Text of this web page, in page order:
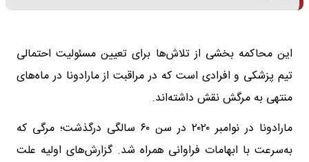
این محاکمه بخشی از تلاش‌ها برای تعیین مسئولیت احتمالی
تیم پزشکی و افرادی است که در مراقبت از مارادونا در ماه‌های
منتهی به مرگش نقش داشته‌اند.
مارادونا در نوامبر ۲۰۲۰ در سن ۶۰ سالگی درگذشت؛ مرگی که
به‌سرعت با ابهامات فراوانی همراه شد. گزارش‌های اولیه علت